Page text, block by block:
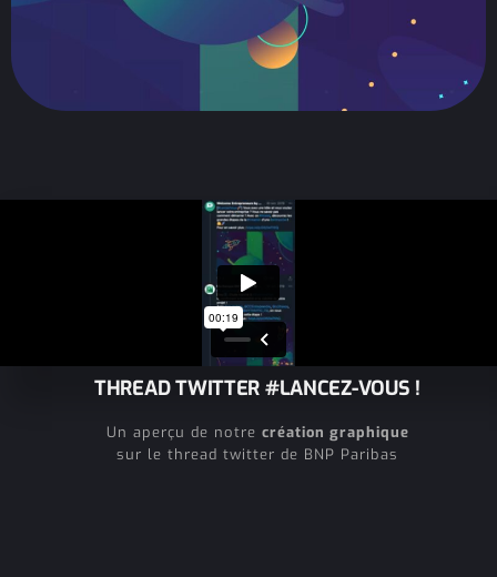
THREAD TWITTER #LANCEZ-VOUS !
Un aperçu de notre création graphique
sur le thread twitter de BNP Paribas